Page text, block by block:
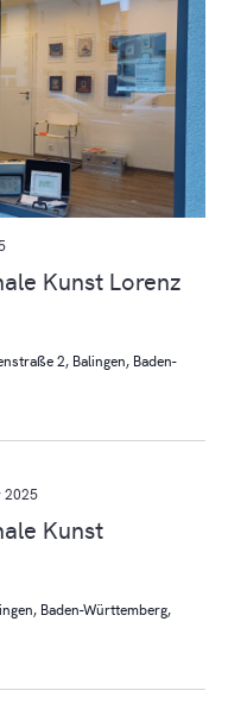
Kunst Lorenz
2, Balingen, Baden-
Kunst
2025
Baden-Württemberg,